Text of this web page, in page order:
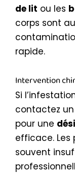
de lit ou les
corps sont
rapide.
Intervention
Si
contactez un
pour une
efficace. Les
souvent